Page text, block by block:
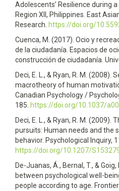
Adolescents’ Resilience during
Region XII, Philippines. East
Research. https://doi.org/
Cuenca, M. (2017). Ocio y
de la ciudadanía. Espacios de
construcción de ciudadanía.
Deci, E. L., & Ryan, R. M.
macrotheory of human
Canadian Psychology /
185. https://doi.org/10.1037/
Deci, E. L., & Ryan, R. M. (2009).
pursuits: Human needs and the
behavior. Psychological Inquiry,
https://doi.org/10.1207/
De-Juanas, Á., Bernal, T., &
between psychological well-
people according to age.